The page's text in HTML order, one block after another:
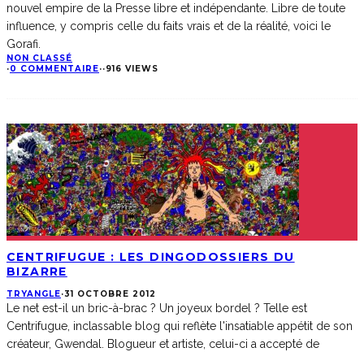
nouvel empire de la Presse libre et indépendante. Libre de toute
influence, y compris celle du faits vrais et de la réalité, voici le
Gorafi.
NON CLASSÉ
·0 COMMENTAIRE··916 VIEWS
CENTRIFUGUE : LES DINGODOSSIERS DU
BIZARRE
TRYANGLE·31 OCTOBRE 2012
Le net est-il un bric-à-brac ? Un joyeux bordel ? Telle est
Centrifugue, inclassable blog qui reflète l'insatiable appétit de son
créateur, Gwendal. Blogueur et artiste, celui-ci a accepté de